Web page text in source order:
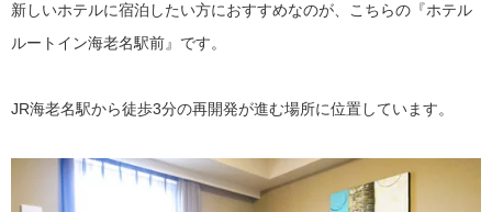
新しいホテルに宿泊したい方におすすめなのが、こちらの『ホテル
ルートイン海老名駅前』です。
JR海老名駅から徒歩3分の再開発が進む場所に位置しています。